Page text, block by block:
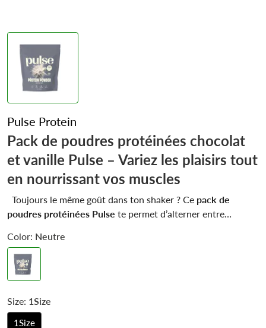
Pulse Protein
Pack de poudres protéinées chocolat
et vanille Pulse – Variez les plaisirs tout
en nourrissant vos muscles
Toujours le même goût dans ton shaker ? Ce pack de
poudres protéinées Pulse te permet d’alterner entre
jusqu’à 72 % de protéines végétales
sont idéales pour la récupération après l'entraînement, mais
aussi pour enrichir tes repas au quotidien.
ajoutés, ni huile de palme
complet, elles cochent toutes les cases.
Color: Neutre
Size: 1Size
1Size